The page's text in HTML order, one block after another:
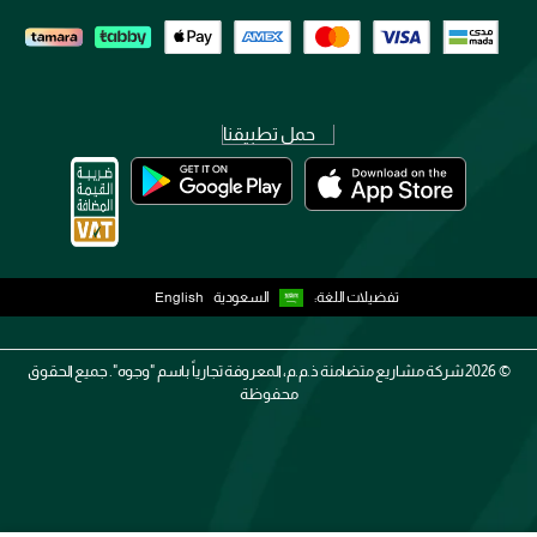
حمل تطبيقنا
تفضيلات اللغة: السعودية English
2026 ©شركة مشاريع متضامنة ذ.م.م، المعروفة تجارياً باسم "وجوه". جميع الحقوق
محفوظة